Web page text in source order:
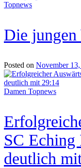
Topnews
Die
Posted on November
Damen Topnews
SC Eching
deutlich